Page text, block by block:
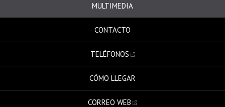
MULTIMEDIA
CONTACTO
TELÉFONOS
CÓMO LLEGAR
CORREO WEB